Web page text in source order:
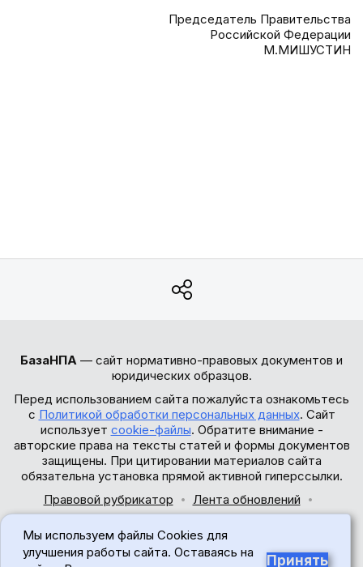
Председатель Правительства
Российской Федерации
М.МИШУСТИН
БазаНПА — сайт нормативно-правовых документов и
юридических образцов.
Перед использованием сайта пожалуйста ознакомьтесь
с Политикой обработки персональных данных. Сайт
использует cookie-файлы. Обратите внимание -
авторские права на тексты статей и формы документов
защищены. При цитировании материалов сайта
обязательна установка прямой активной гиперссылки.
Правовой рубрикатор
Лента обновлений
© 2017-2026
Мы используем файлы Cookies для
улучшения работы сайта. Оставаясь на
Принять